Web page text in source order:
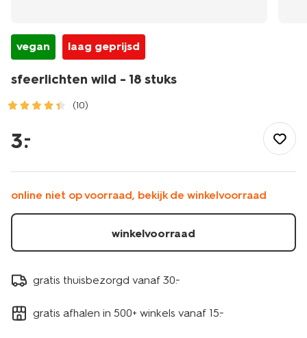
vegan laag geprijsd
sfeerlichten wild - 18 stuks
(10)
slapen/wonen/kaarsen/geurkaarsen/sfeerlichten-
wild-
-18-
stuks-
-13503037.html
3.
–
online niet op voorraad, bekijk de winkelvoorraad
winkelvoorraad
gratis thuisbezorgd vanaf 30.-
gratis afhalen in 500+ winkels vanaf 15.-